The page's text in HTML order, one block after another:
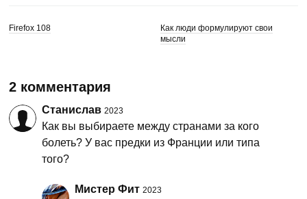
Firefox 108
Как люди формулируют свои
мысли
2 комментария
Станислав 2023
Как вы выбираете между странами за кого
болеть? У вас предки из Франции или типа
того?
Мистер Фит 2023